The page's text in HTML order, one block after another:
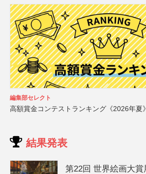
編集部セレクト
高額賞金コンテストランキング《2026年夏》
結果発表
第22回 世界絵画大賞